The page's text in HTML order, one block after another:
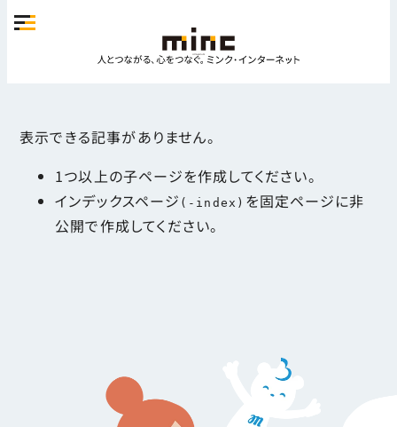
表示できる記事がありません。
1つ以上の子ページを作成してください。
インデックスページ (-index) を固定ページに非
公開で作成してください。